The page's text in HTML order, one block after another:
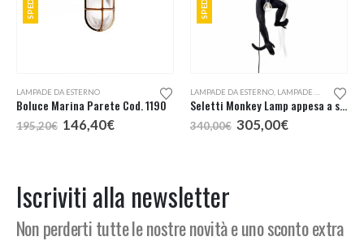
LAMPADE DA ESTERNO
Boluce Marina Parete Cod. 1190
195,20€ Il
prezzo
146,40€Il
LAMPADE DA ESTERNO LAMPADE DA PARETE
Seletti Monkey Lamp appesa a sinistra lampada da esterno
340,00€ Il
prezzo
305,00€Il
Iscriviti alla newsletter
Non perderti tutte le nostre novità e uno sconto extra